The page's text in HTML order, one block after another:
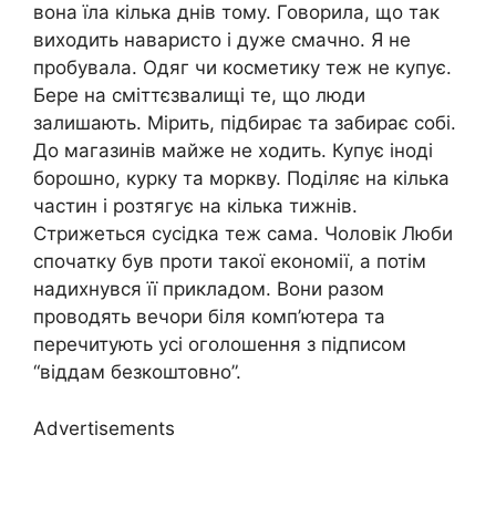
вона їла кілька днів тому. Говорила, що так
виходить наваристо і дуже смачно. Я не
пробувала. Одяг чи косметику теж не купує.
Бере на сміттєзвалищі те, що люди
залишають. Мірить, підбирає та забирає собі.
До магазинів майже не ходить. Купує іноді
борошно, курку та моркву. Поділяє на кілька
частин і розтягує на кілька тижнів.
Стрижеться сусідка теж сама. Чоловік Люби
спочатку був проти такої економії, а потім
надихнувся її прикладом. Вони разом
проводять вечори біля комп’ютера та
перечитують усі оголошення з підписом
“віддам безкоштовно”.
Advertisements